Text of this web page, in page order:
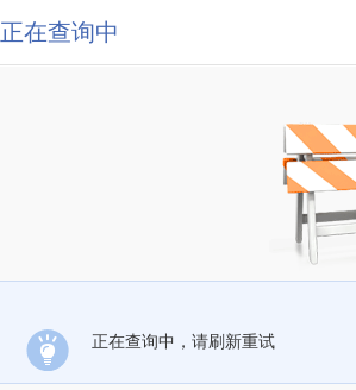
正在查询中
正在查询中，请刷新重试